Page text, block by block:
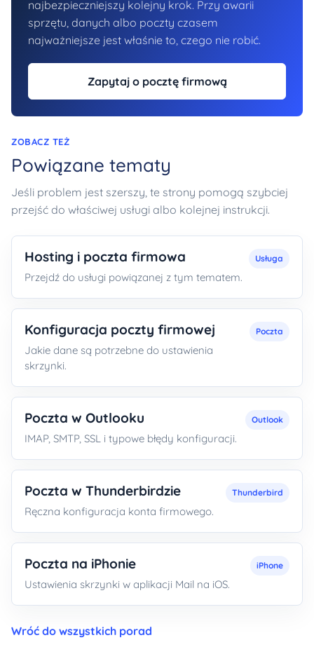
najbezpieczniejszy kolejny krok. Przy awarii
sprzętu, danych albo poczty czasem
najważniejsze jest właśnie to, czego nie robić.
Zapytaj o pocztę firmową
ZOBACZ TEŻ
Powiązane tematy
Jeśli problem jest szerszy, te strony pomogą szybciej
przejść do właściwej usługi albo kolejnej instrukcji.
Hosting i poczta firmowa
Przejdź do usługi powiązanej z tym tematem.
Usługa
Konfiguracja poczty firmowej
Jakie dane są potrzebne do ustawienia
skrzynki.
Poczta
Poczta w Outlooku
IMAP, SMTP, SSL i typowe błędy konfiguracji.
Outlook
Poczta w Thunderbirdzie
Ręczna konfiguracja konta firmowego.
Thunderbird
Poczta na iPhonie
Ustawienia skrzynki w aplikacji Mail na iOS.
iPhone
Wróć do wszystkich porad